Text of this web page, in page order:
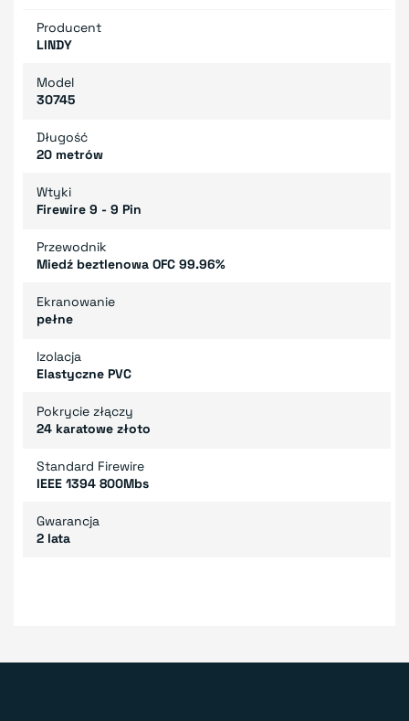
Producent
LINDY
Model
30745
Długość
20 metrów
Wtyki
Firewire 9 - 9 Pin
Przewodnik
Miedź beztlenowa OFC 99.96%
Ekranowanie
pełne
Izolacja
Elastyczne PVC
Pokrycie złączy
24 karatowe złoto
Standard Firewire
IEEE 1394 800Mbs
Gwarancja
2 lata